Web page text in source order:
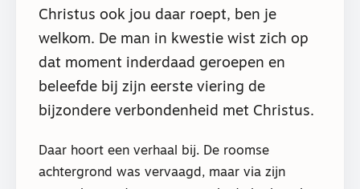
Christus ook jou daar roept, ben je
welkom. De man in kwestie wist zich op
dat moment inderdaad geroepen en
beleefde bij zijn eerste viering de
bijzondere verbondenheid met Christus.
Daar hoort een verhaal bij. De roomse
achtergrond was vervaagd, maar via zijn